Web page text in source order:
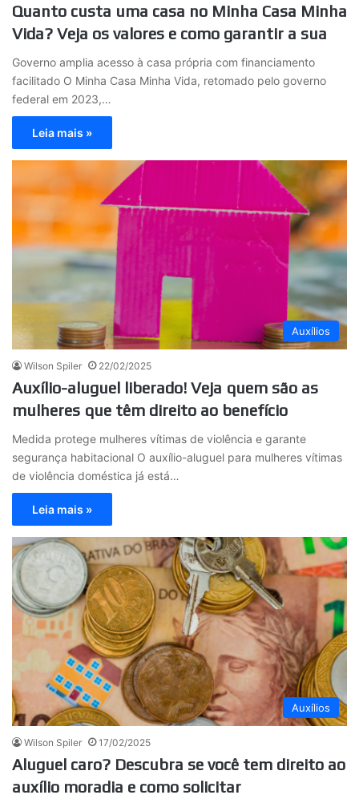
Quanto custa uma casa no Minha Casa Minha
Vida? Veja os valores e como garantir a sua
Governo amplia acesso à casa própria com financiamento
facilitado O Minha Casa Minha Vida, retomado pelo governo
federal em 2023,…
Leia mais »
Auxílios
Wilson Spiler 22/02/2025
Auxílio-aluguel liberado! Veja quem são as
mulheres que têm direito ao benefício
Medida protege mulheres vítimas de violência e garante
segurança habitacional O auxílio-aluguel para mulheres vítimas
de violência doméstica já está…
Leia mais »
Auxílios
Wilson Spiler 17/02/2025
Aluguel caro? Descubra se você tem direito ao
auxílio moradia e como solicitar